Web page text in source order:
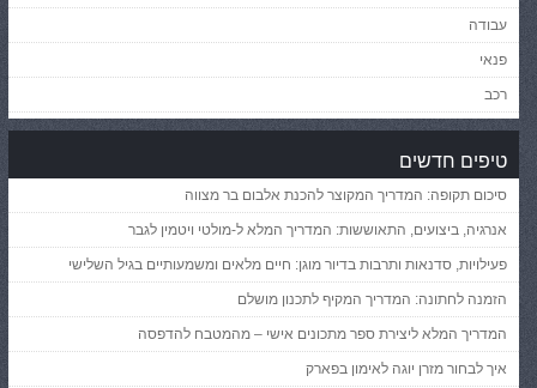
עבודה
פנאי
רכב
טיפים חדשים
סיכום תקופה: המדריך המקוצר להכנת אלבום בר מצווה
אנרגיה, ביצועים, התאוששות: המדריך המלא ל-מולטי ויטמין לגבר
פעילויות, סדנאות ותרבות בדיור מוגן: חיים מלאים ומשמעותיים בגיל השלישי
הזמנה לחתונה: המדריך המקיף לתכנון מושלם
המדריך המלא ליצירת ספר מתכונים אישי – מהמטבח להדפסה
איך לבחור מזרן יוגה לאימון בפארק